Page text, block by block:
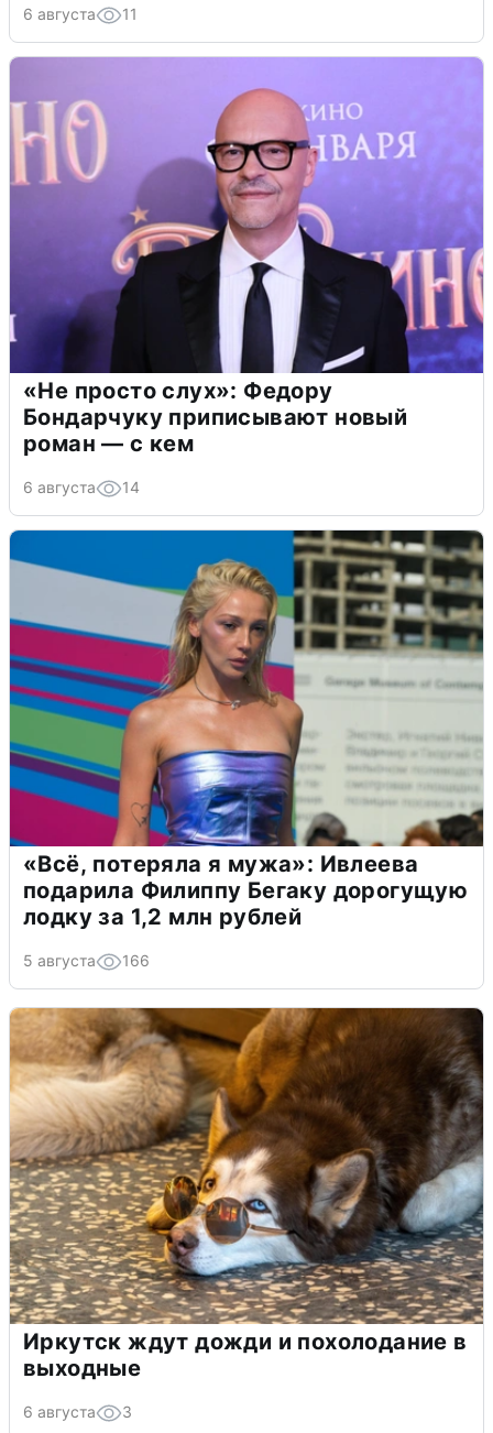
6 августа 11
«Не просто слух»: Федору
Бондарчуку приписывают новый
роман — с кем
6 августа 14
«Всё, потеряла я мужа»: Ивлеева
подарила Филиппу Бегаку дорогущую
лодку за 1,2 млн рублей
5 августа 166
Иркутск ждут дожди и похолодание в
выходные
6 августа 3